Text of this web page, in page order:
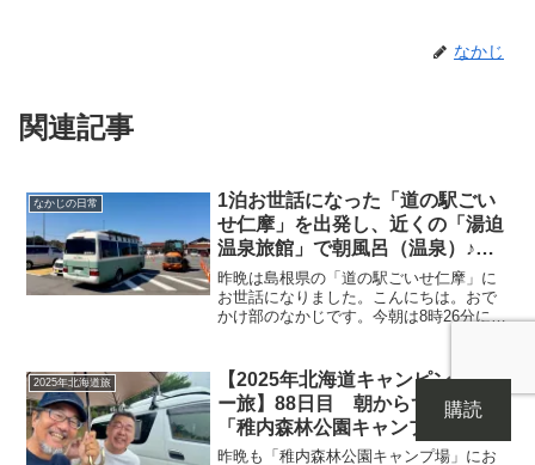
なかじ
関連記事
なかじの日常
1泊お世話になった「道の駅ごい
せ仁摩」を出発し、近くの「湯迫
温泉旅館」で朝風呂（温泉）♪サ
ッパリして、100kmほど走行し
「道の駅あらエッサ」まで！あす
は「道の駅あゆの里矢田川」到着
昨晩は島根県の「道の駅ごいせ仁摩」に
お世話になりました。こんにちは。おで
かけ部のなかじです。今朝は8時26分に起
気温15.9℃。昨晩はFFヒーターの設定を
14℃に...
2025年北海道旅
【2025年北海道キャンピングカ
ー旅】88日目 朝からずっと雨の
「稚内森林公園キャンプ場」自遊
人さんが出発し、「タケちゃん＆
昨晩も「稚内森林公園キャンプ場」にお
購読